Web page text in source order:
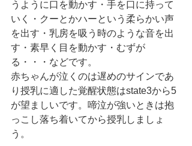
うように口を動かす・手を口に持って
いく・クーとかハーという柔らかい声
を出す・乳房を吸う時のような音を出
す・素早く目を動かす・むずが
る・・・などです。
赤ちゃんが泣くのは遅めのサインであ
り授乳に適した覚醒状態はstate3から5
が望ましいです。啼泣が強いときは抱
っこし落ち着いてから授乳しましょ
う。